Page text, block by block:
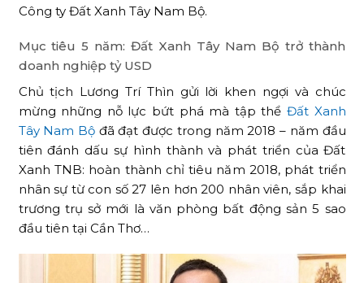
Công ty Đất Xanh Tây Nam Bộ.
Mục tiêu 5 năm: Đất Xanh Tây Nam Bộ trở thành
doanh nghiệp tỷ USD
Chủ tịch Lương Trí Thìn gửi lời khen ngợi và chúc
mừng những nỗ lực bứt phá mà tập thể Đất Xanh
Tây Nam Bộđã đạt được trong năm 2018 – năm đầu
tiên đánh dấu sự hình thành và phát triển của Đất
Xanh TNB: hoàn thành chỉ tiêu năm 2018, phát triển
nhân sự từ con số 27 lên hơn 200 nhân viên, sắp khai
trương trụ sở mới là văn phòng bất động sản 5 sao
đầu tiên tại Cần Thơ…